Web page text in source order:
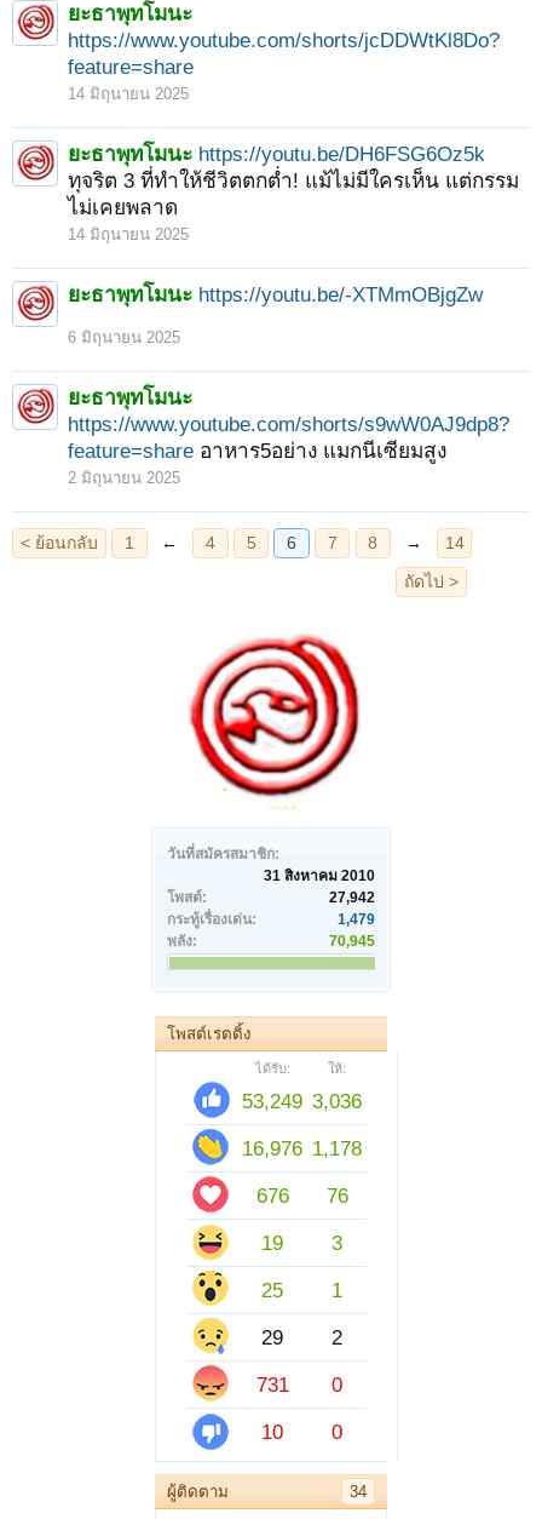
วันที่สมัครสมาชิก:
31 สิงหาคม 2010
โพสต์:
27,942
กระทู้เรื่องเด่น:
1,479
พลัง:
70,945
โพสต์เรตติ้ง
ได้รับ: ให้:
53,249 3,036
16,976 1,178
676
76
19
3
25
1
29
2
731
0
10
0
ผู้ติดตาม 34
ยะธาพุทโมนะ
https://www.youtube.com/shorts/jcDDWtKl8Do?
feature=share
14 มิถุนายน 2025
ยะธาพุทโมนะ https://youtu.be/DH6FSG6Oz5k
ทุจริต 3 ที่ทำให้ชีวิตตกต่ำ! แม้ไม่มีใครเห็น แต่กรรม
ไม่เคยพลาด
14 มิถุนายน 2025
ยะธาพุทโมนะ https://youtu.be/-XTMmOBjgZw
6 มิถุนายน 2025
ยะธาพุทโมนะ
https://www.youtube.com/shorts/s9wW0AJ9dp8?
feature=share อาหาร5อย่าง แมกนีเซียมสูง
2 มิถุนายน 2025